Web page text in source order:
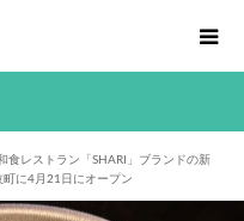
食レストラン「SHARI」ブランドの新
町に4月21日にオープン